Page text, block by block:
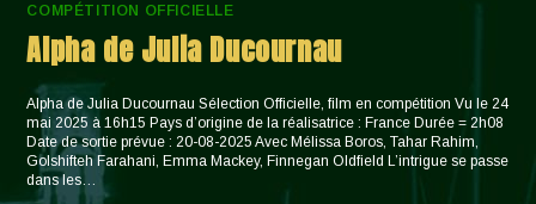
COMPÉTITION OFFICIELLE
Alpha de Julia Ducournau
Alpha de Julia Ducournau Sélection Officielle, film en compétition Vu le 24
mai 2025 à 16h15 Pays d’origine de la réalisatrice : France Durée = 2h08
Date de sortie prévue : 20-08-2025 Avec Mélissa Boros, Tahar Rahim,
Golshifteh Farahani, Emma Mackey, Finnegan Oldfield L’intrigue se passe
dans les…